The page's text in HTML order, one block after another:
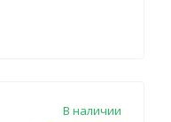
В наличии